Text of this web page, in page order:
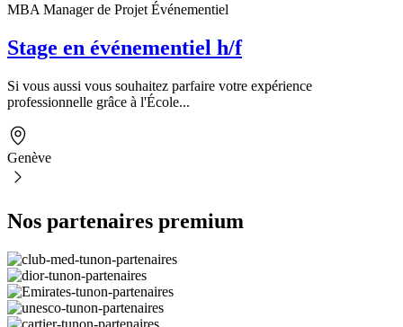
MBA Manager de Projet Événementiel
Stage en événementiel h/f
Si vous aussi vous souhaitez parfaire votre expérience
professionnelle grâce à l'École...
Genève
Nos partenaires premium